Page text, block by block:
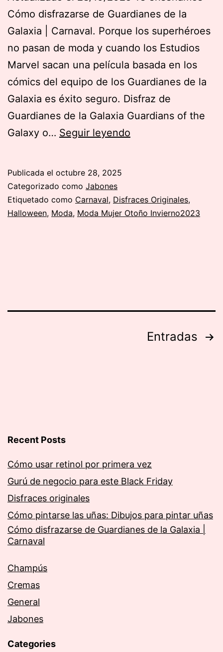
Cómo disfrazarse de Guardianes de la
Galaxia | Carnaval. Porque los superhéroes
no pasan de moda y cuando los Estudios
Marvel sacan una película basada en los
cómics del equipo de los Guardianes de la
Galaxia es éxito seguro. Disfraz de
Guardianes de la Galaxia Guardians of the
Galaxy o… Seguir leyendo
de
la
Publicada el octubre 28, 2025
Categorizado como Jabones
Etiquetado como Carnaval, Disfraces Originales,
Halloween, Moda, Moda Mujer Otoño Invierno2023
Entradas
Recent Posts
Cómo usar retinol por primera vez
Gurú de negocio para este Black Friday
Disfraces originales
Cómo pintarse las uñas: Dibujos para pintar uñas
Cómo disfrazarse de Guardianes de la Galaxia |
Carnaval
Champús
Cremas
General
Jabones
Categories